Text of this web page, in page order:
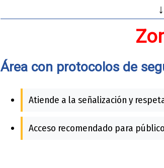
Área con protocolos de
Atiende a la señalización y
Acceso recomendado para